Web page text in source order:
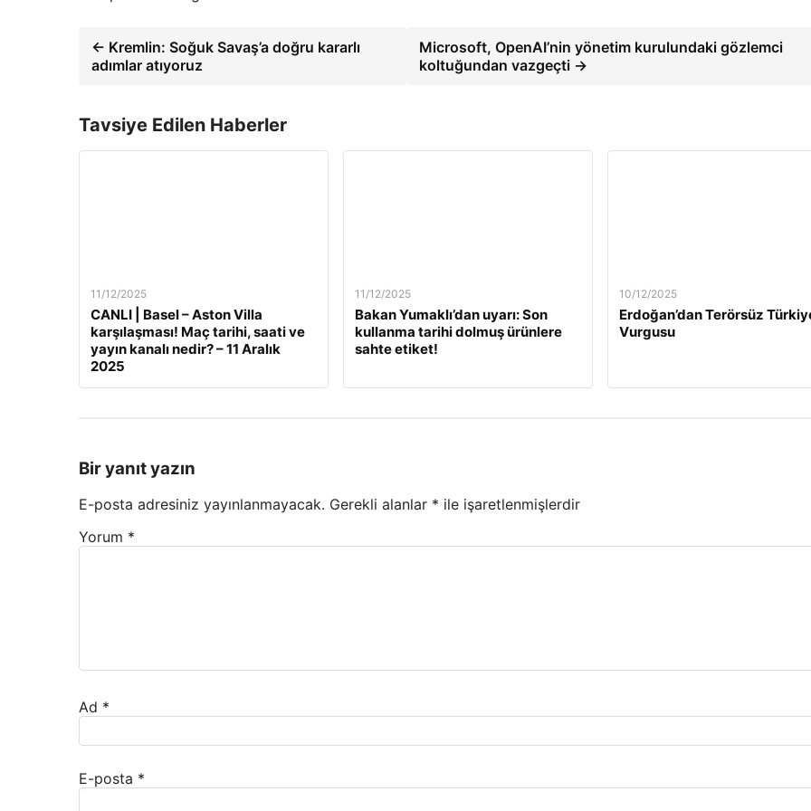
← Kremlin: Soğuk Savaş’a doğru kararlı
adımlar atıyoruz
Microsoft, OpenAI’nin yönetim kurulundaki gözlemci
koltuğundan vazgeçti →
Tavsiye Edilen Haberler
11/12/2025
CANLI | Basel – Aston Villa
karşılaşması! Maç tarihi, saati ve
yayın kanalı nedir? – 11 Aralık
2025
11/12/2025
Bakan Yumaklı’dan uyarı: Son
kullanma tarihi dolmuş ürünlere
sahte etiket!
10/12/2025
Erdoğan’dan Terörsüz
Vurgusu
Bir yanıt yazın
E-posta adresiniz yayınlanmayacak. Gerekli alanlar * ile işaretlenmişlerdir
Yorum *
Ad *
E-posta *